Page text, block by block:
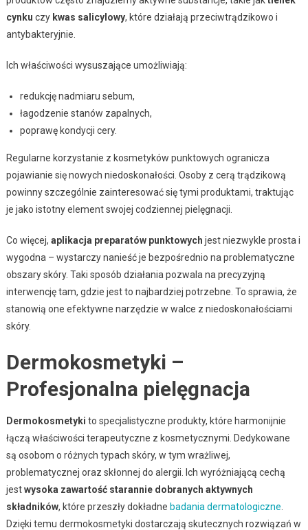
cynku czy kwas salicylowy, które działają przeciwtrądzikowo i
antybakteryjnie.
Ich właściwości wysuszające umożliwiają:
redukcję nadmiaru sebum,
łagodzenie stanów zapalnych,
poprawę kondycji cery.
Regularne korzystanie z kosmetyków punktowych ogranicza
pojawianie się nowych niedoskonałości. Osoby z cerą trądzikową
powinny szczególnie zainteresować się tymi produktami, traktując
je jako istotny element swojej codziennej pielęgnacji.
Co więcej, aplikacja preparatów punktowych jest niezwykle prosta i
wygodna – wystarczy nanieść je bezpośrednio na problematyczne
obszary skóry. Taki sposób działania pozwala na precyzyjną
interwencję tam, gdzie jest to najbardziej potrzebne. To sprawia, że
stanowią one efektywne narzędzie w walce z niedoskonałościami
skóry.
Dermokosmetyki –
Profesjonalna pielęgnacja
Dermokosmetyki to specjalistyczne produkty, które harmonijnie
łączą właściwości terapeutyczne z kosmetycznymi. Dedykowane
są osobom o różnych typach skóry, w tym wrażliwej,
problematycznej oraz skłonnej do alergii. Ich wyróżniającą cechą
jestwysoka zawartość starannie dobranych aktywnych
składników, które przeszły dokładne badania dermatologiczne
Dzięki temu dermokosmetyki dostarczają skutecznych rozwiązań w